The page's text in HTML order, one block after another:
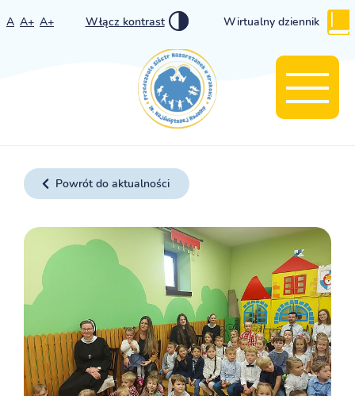
A A+ A+ Włącz kontrast Wirtualny dziennik
Powrót do aktualności